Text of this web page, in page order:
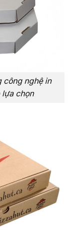
công nghệ in
chọn